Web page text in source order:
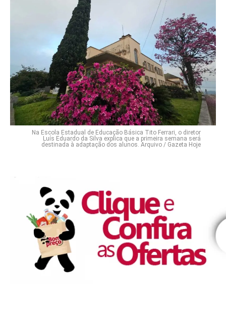
Na Escola Estadual de Educação Básica Tito Ferrari, o diretor
Luís Eduardo da Silva explica que a primeira semana será
destinada à adaptação dos alunos. Arquivo / Gazeta Hoje